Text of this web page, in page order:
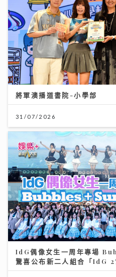
將軍澳播道書院-小學部
31/07/2026
IdG偶像女生一周年專場
驚喜公布新二人組合「IdG